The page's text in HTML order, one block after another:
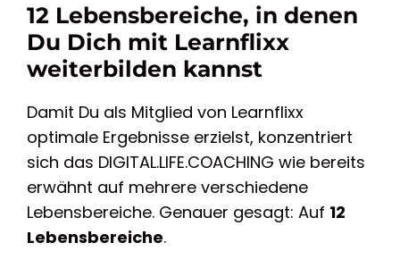
12 Lebensbereiche, in denen
Du Dich mit Learnflixx
weiterbilden kannst
Damit Du als Mitglied von Learnflixx
optimale Ergebnisse erzielst, konzentriert
sich das DIGITAL.LIFE.COACHING wie bereits
erwähnt auf mehrere verschiedene
Lebensbereiche. Genauer gesagt: Auf 12
Lebensbereiche.